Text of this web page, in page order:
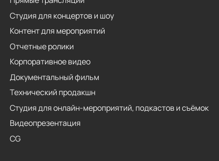
Студия для концертов и шоу
Контент для мероприятий
Отчетные ролики
Корпоративное видео
Документальный фильм
Технический продакшн
Студия для онлайн-мероприятий, подкастов и съёмок
Видеопрезентация
CG